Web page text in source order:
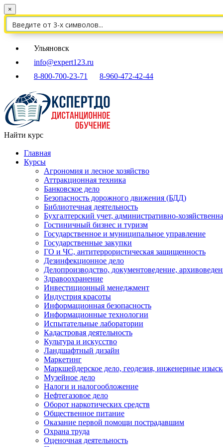
×
Ульяновск
info@expert123.ru
8-800-700-23-71
8-960-472-42-44
Найти курс
Главная
Курсы
Агрономия и лесное хозяйство
Аттракционная техника
Банковское дело
Безопасность дорожного движения (БДД)
Библиотечная деятельность
Бухгалтерский учет, административно-
Гостиничный бизнес и туризм
Государственное и муниципальное управление
Государственные закупки
ГО и ЧС, антитеррористическая защищенность
Дезинфекционное дело
Делопроизводство, документоведение,
Здравоохранение
Инвестиционный менеджмент
Индустрия красоты
Информационная безопасность
Информационные технологии
Испытательные лаборатории
Кадастровая деятельность
Культура и искусство
Ландшафтный дизайн
Маркетинг
Маркшейдерское дело, геодезия, инженерные
Музейное дело
Налоги и налогообложение
Нефтегазовое дело
Оборот наркотических средств
Общественное питание
Оказание первой помощи пострадавшим
Охрана труда
Оценочная деятельность